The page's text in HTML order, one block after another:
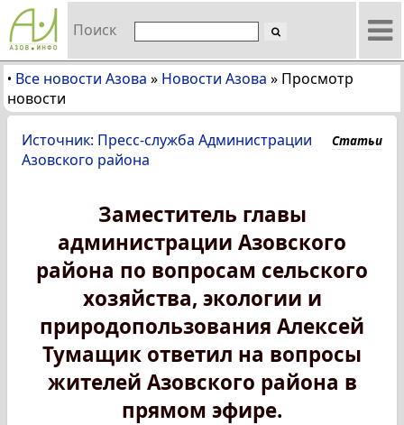
Поиск
• Все новости Азова » Новости Азова » Просмотр
новости
Источник: Пресс-служба Администрации
Азовского района
Статьи
Заместитель главы
администрации Азовского
района по вопросам сельского
хозяйства, экологии и
природопользования Алексей
Тумащик ответил на вопросы
жителей Азовского района в
прямом эфире.